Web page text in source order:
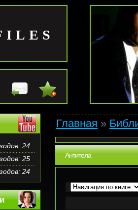
Главная »
Антитела
24.
25
24